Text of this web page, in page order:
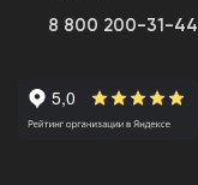
8 800 200-31-44